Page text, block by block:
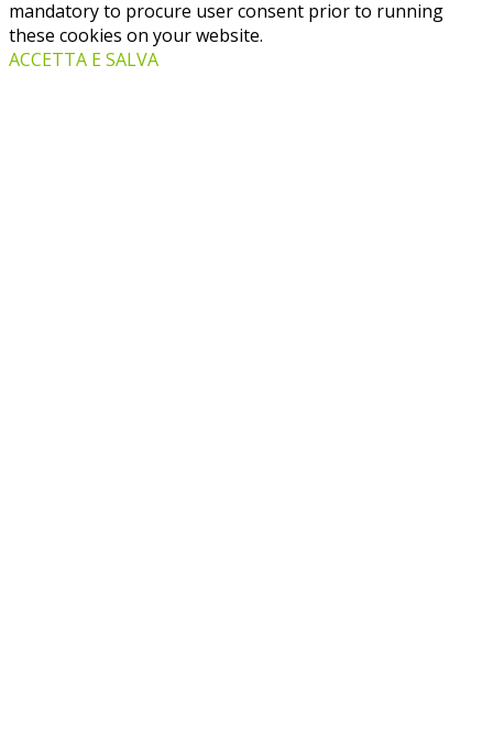
mandatory to procure user consent prior to running
these cookies on your website.
ACCETTA E SALVA